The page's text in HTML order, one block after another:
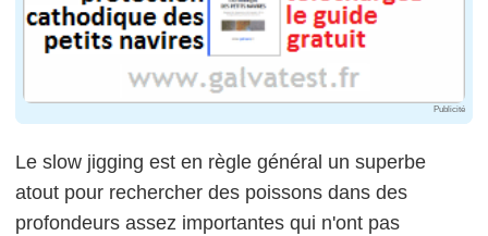
Publicité
Le slow jigging est en règle général un superbe
atout pour rechercher des poissons dans des
profondeurs assez importantes qui n'ont pas